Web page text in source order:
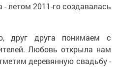
- летом 2011-го создавалась
друг друга понимаем с
Любовь открыла нам
деревянную свадьбу -